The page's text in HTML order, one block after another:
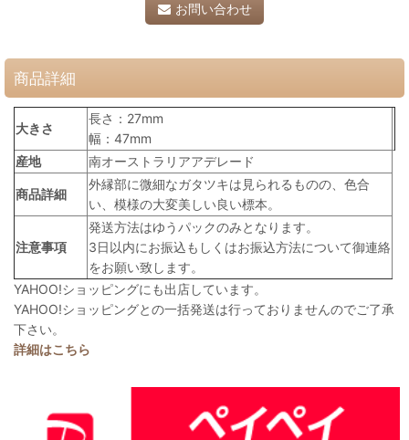
お問い合わせ
商品詳細
大きさ
長さ：27mm
幅：47mm
産地
南オーストラリアアデレード
商品詳細
外縁部に微細なガタツキは見られるものの、色合
い、模様の大変美しい良い標本。
注意事項
発送方法はゆうパックのみとなります。
3日以内にお振込もしくはお振込方法について御連絡
をお願い致します。
YAHOO!ショッピングにも出店しています。
YAHOO!ショッピングとの一括発送は行っておりませんのでご了承
下さい。
詳細はこちら